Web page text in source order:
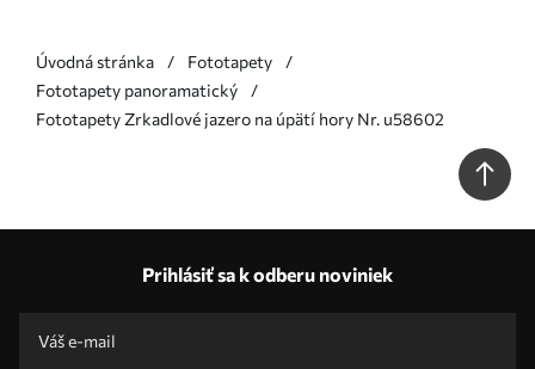
Úvodná stránka
Fototapety
Fototapety panoramatický
Fototapety Zrkadlové jazero na úpätí hory Nr. u58602
Prihlásiť sa k odberu noviniek